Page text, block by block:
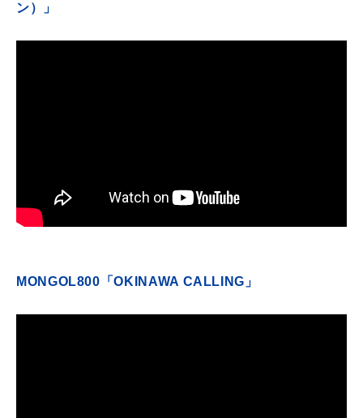
ン）」
MONGOL800「OKINAWA CALLING」